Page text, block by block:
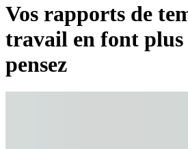
Vos rapports de
travail en font plus
pensez